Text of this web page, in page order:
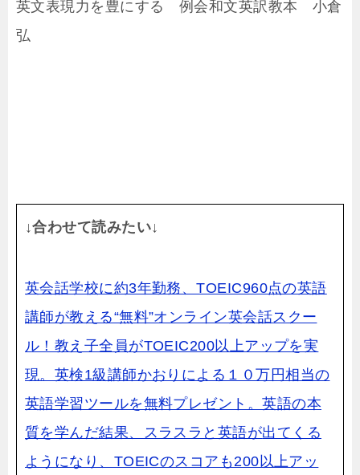
英文表現力を豊にする 例会和文英訳教本 小倉
弘
↓合わせて読みたい↓
英会話学校に約3年勤務、TOEIC960点の英語
講師が教える“無料”オンライン英会話スクー
ル！教え子全員がTOEIC200以上アップを実
現。英検1級講師かおりによる１０万円相当の
英語学習ツールを無料プレゼント。英語の本
質を学んだ結果、スラスラと英語が出てくる
ようになり、TOEICのスコアも200以上アッ